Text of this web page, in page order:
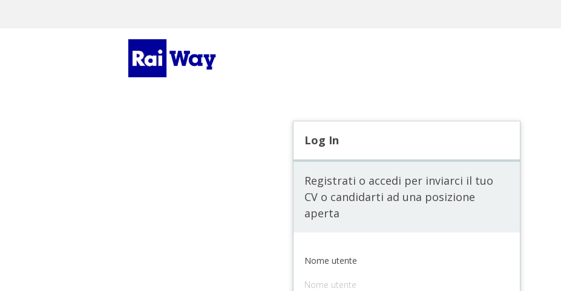
Log In
Registrati o accedi per inviarci il tuo
CV o candidarti ad una posizione
aperta
Nome utente